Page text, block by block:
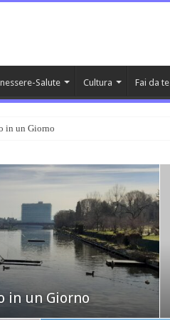
Salute Cultura Fai da te
in un Giorno
in un Giorno